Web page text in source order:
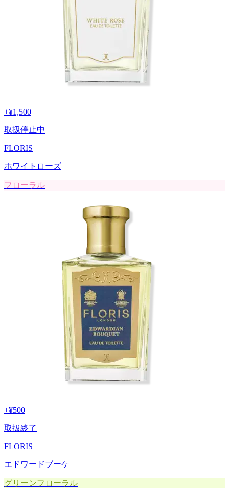
+¥1,500
取扱停止中
FLORIS
ホワイトローズ
フローラル
+¥500
取扱終了
FLORIS
エドワードブーケ
グリーンフローラル